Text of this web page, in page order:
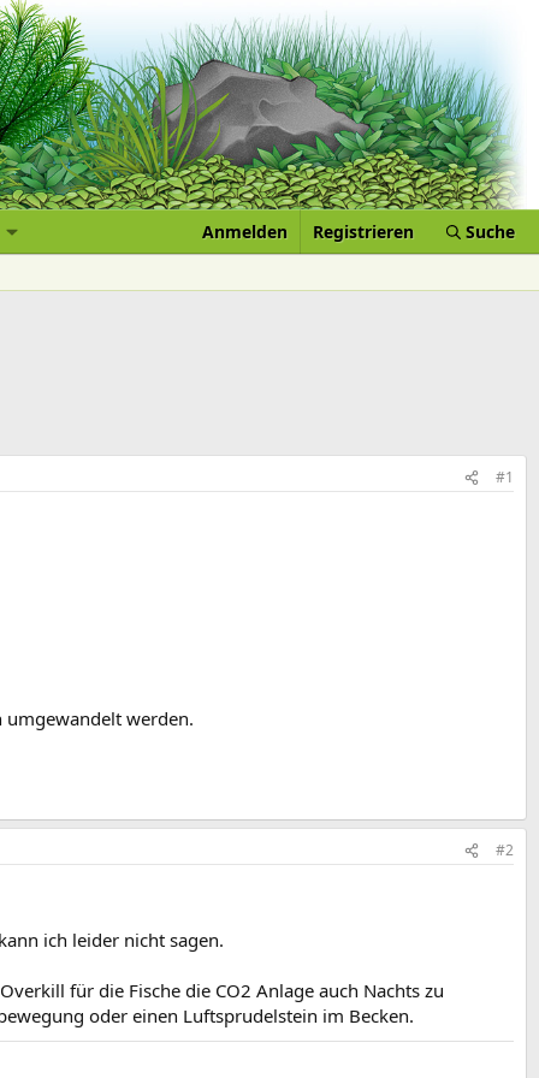
Anmelden Registrieren Suche
#1
umgewandelt werden.
#2
ich leider nicht sagen.
für die Fische die CO2 Anlage auch Nachts zu
oder einen Luftsprudelstein im Becken.